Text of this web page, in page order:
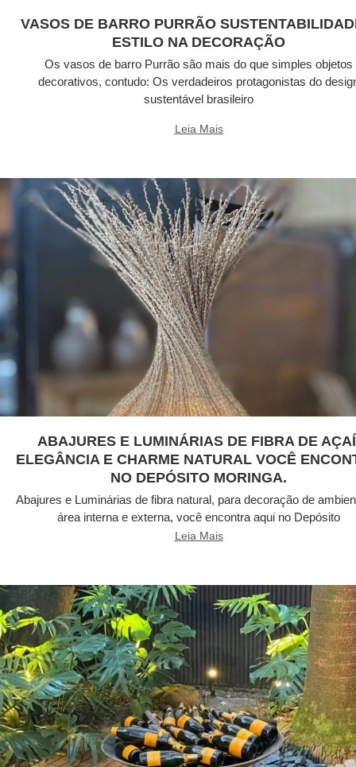
VASOS DE BARRO PURRÃO
ESTILO NA DECORAÇÃO
Os vasos de barro Purrão são mais do que simples objetos
decorativos, contudo: Os verdadeiros protagonistas do
sustentável brasileiro
Leia Mais
ABAJURES E LUMINÁRIAS DE FIBRA DE
ELEGÂNCIA E CHARME NATURAL VOCÊ
NO DEPÓSITO MORINGA.
Abajures e Luminárias de fibra natural, para decoração de
área interna e externa, você encontra aqui no Depósito
Leia Mais